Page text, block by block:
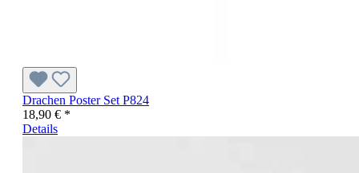
Drachen Poster Set P824
18,90 € *
Details